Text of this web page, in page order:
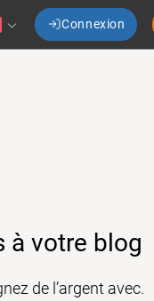
Connexion
à votre blog
de l’argent avec.